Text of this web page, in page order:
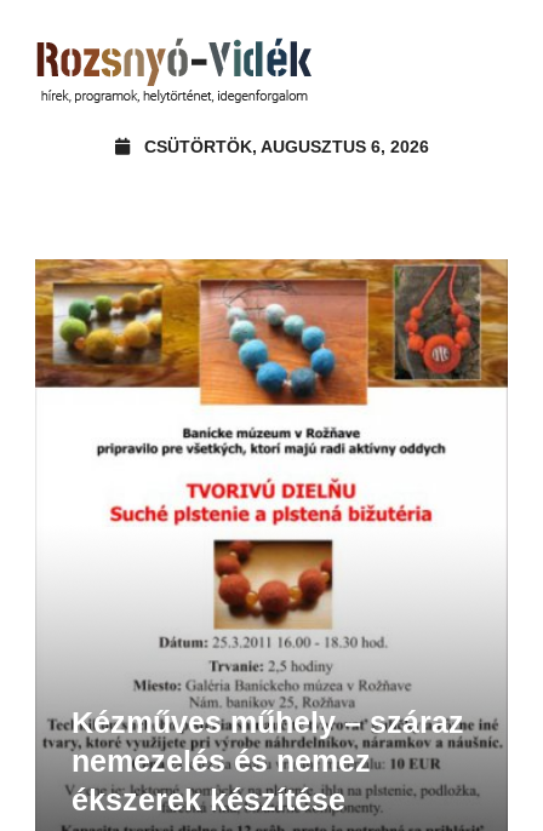
CSÜTÖRTÖK, AUGUSZTUS 6, 2026
Kézműves műhely – száraz
nemezelés és nemez
ékszerek készítése